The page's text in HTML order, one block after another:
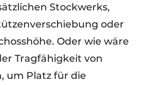
Stockwerks,
oder
Oder wie wäre
Tragfähigkeit von
um Platz für die